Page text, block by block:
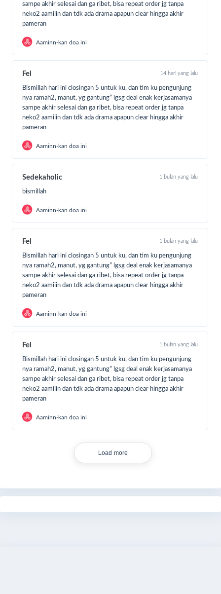
sampe akhir selesai dan ga ribet, bisa repeat order jg tanpa
neko2 aamiiin dan tdk ada drama apapun clear hingga akhir
pameran
Aaminn-kan doa ini
Fel 14 hari yang lalu
Bismillah hari ini closingan 5 untuk ku, dan tim ku pengunjung
nya ramah2, manut, yg gantung” lgsg deal enak kerjasamanya
sampe akhir selesai dan ga ribet, bisa repeat order jg tanpa
neko2 aamiiin dan tdk ada drama apapun clear hingga akhir
pameran
Aaminn-kan doa ini
Sedekaholic 1 bulan yang lalu
bismillah
Aaminn-kan doa ini
Fel 1 bulan yang lalu
Bismillah hari ini closingan 5 untuk ku, dan tim ku pengunjung
nya ramah2, manut, yg gantung” lgsg deal enak kerjasamanya
sampe akhir selesai dan ga ribet, bisa repeat order jg tanpa
neko2 aamiiin dan tdk ada drama apapun clear hingga akhir
pameran
Aaminn-kan doa ini
Fel 1 bulan yang lalu
Bismillah hari ini closingan 5 untuk ku, dan tim ku pengunjung
nya ramah2, manut, yg gantung” lgsg deal enak kerjasamanya
sampe akhir selesai dan ga ribet, bisa repeat order jg tanpa
neko2 aamiiin dan tdk ada drama apapun clear hingga akhir
pameran
Aaminn-kan doa ini
Load more